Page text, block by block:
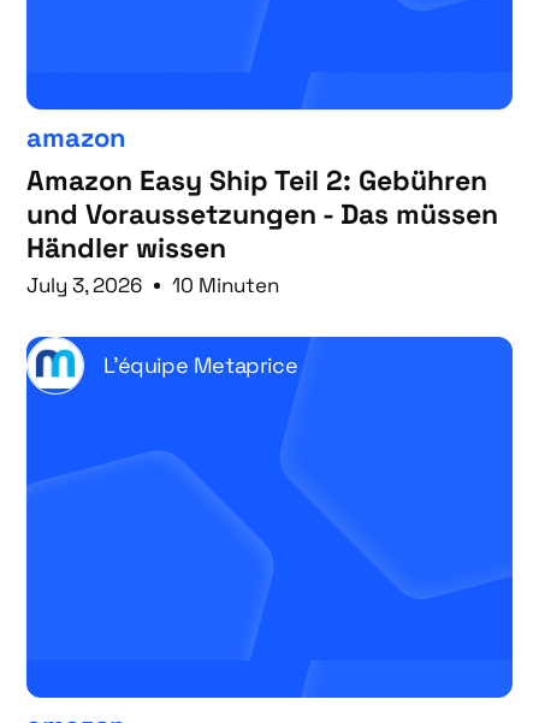
amazon
Amazon Easy Ship Teil 2: Gebühren
und Voraussetzungen - Das müssen
Händler wissen
July 3, 2026 10 Minuten
L'équipe Metaprice